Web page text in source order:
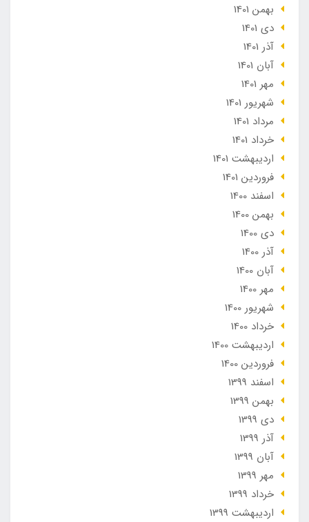
بهمن 1401
دی 1401
آذر 1401
آبان 1401
مهر 1401
شهریور 1401
مرداد 1401
خرداد 1401
ارديبهشت 1401
فروردین 1401
اسفند 1400
بهمن 1400
دی 1400
آذر 1400
آبان 1400
مهر 1400
شهریور 1400
خرداد 1400
ارديبهشت 1400
فروردین 1400
اسفند 1399
بهمن 1399
دی 1399
آذر 1399
آبان 1399
مهر 1399
خرداد 1399
ارديبهشت 1399